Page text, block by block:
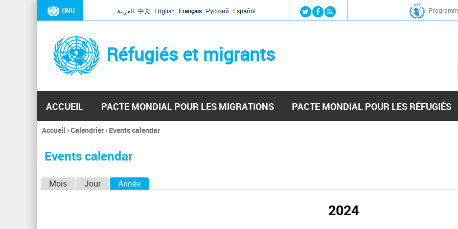
Jump to navigation
ONU العربية 中文 English Français Русский Español
Réfugiés et migrants
ACCUEIL PACTE MONDIAL POUR LES MIGRATIONS PACTE MONDIAL POUR LES RÉFUGIÉS
Vous
ici
Accueil ›Calendrier› Events calendar
Events calendar
Mois Jour Année
2024